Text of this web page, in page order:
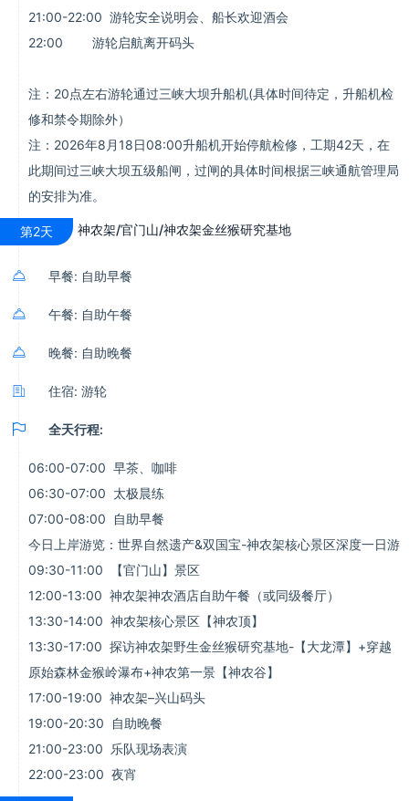
21:00-22:00 游轮安全说明会、船长欢迎酒会
22:00 游轮启航离开码头
注：20点左右游轮通过三峡大坝升船机(具体时间待定，升船机检
修和禁令期除外）
注：2026年8月18日08:00升船机开始停航检修，工期42天，在
此期间过三峡大坝五级船闸，过闸的具体时间根据三峡通航管理局
的安排为准。
第2天 神农架/官门山/神农架金丝猴研究基地
 早餐: 自助早餐
 午餐: 自助午餐
 晚餐: 自助晚餐
 住宿: 游轮
 全天行程:
06:00-07:00 早茶、咖啡
06:30-07:00 太极晨练
07:00-08:00 自助早餐
今日上岸游览：世界自然遗产&双国宝-神农架核心景区深度一日游
09:30-11:00 【官门山】景区
12:00-13:00 神农架神农酒店自助午餐（或同级餐厅）
13:30-14:00 神农架核心景区【神农顶】
13:30-17:00 探访神农架野生金丝猴研究基地-【大龙潭】+穿越
原始森林金猴岭瀑布+神农第一景【神农谷】
17:00-19:00 神农架–兴山码头
19:00-20:30 自助晚餐
21:00-23:00 乐队现场表演
22:00-23:00 夜宵